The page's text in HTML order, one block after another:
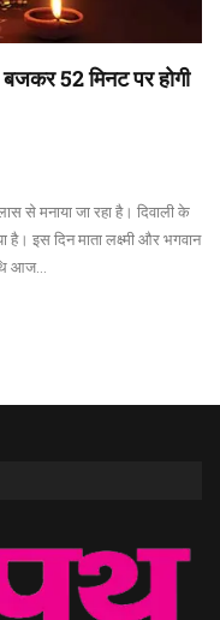
52 मिनट पर होगी
से मनाया जा रहा है। दिवाली के
इस दिन माता लक्ष्मी और भगवान
आज…